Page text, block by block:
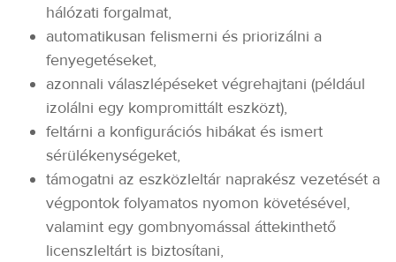
hálózati forgalmat,
automatikusan felismerni és priorizálni a
fenyegetéseket,
azonnali válaszlépéseket végrehajtani (például
izolálni egy kompromittált eszközt),
feltárni a konfigurációs hibákat és ismert
sérülékenységeket,
támogatni az eszközleltár naprakész vezetését a
végpontok folyamatos nyomon követésével,
valamint egy gombnyomással áttekinthető
licenszleltárt is biztosítani,